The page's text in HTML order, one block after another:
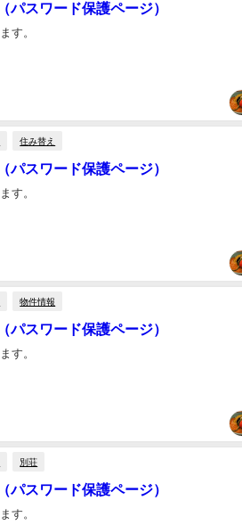
パスワード保護ページ）
す。
住み替え
パスワード保護ページ）
す。
物件情報
パスワード保護ページ）
す。
別荘
パスワード保護ページ）
す。